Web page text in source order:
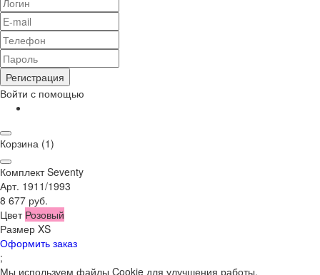
Регистрация
Войти с помощью
Корзина (1)
Комплект Seventy
Арт. 1911/1993
8 677 руб.
Цвет Розовый
Размер XS
Оформить заказ
;
Мы используем файлы Cookie для улучшения работы,